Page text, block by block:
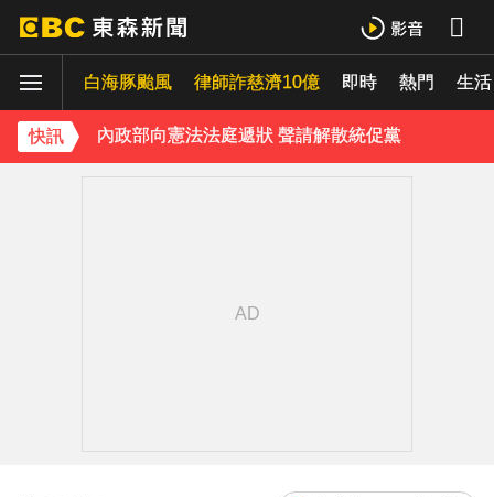
白海豚颱風 律師詐慈濟10億 即時 熱門 生活
快訊
內政部向憲法法庭遞狀 聲請解散統促黨